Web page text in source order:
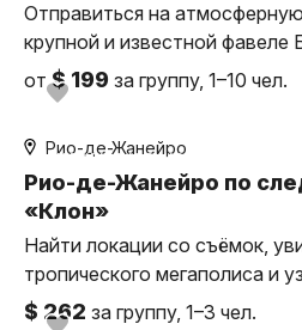
Отправиться на
крупной и известной фавеле
от$ 199 за группу, 1–10 чел.
6
индивидуальная
Рио-де-Жанейро
Рио-де-Жанейро по
«Клон»
Найти локации со съёмок,
тропического мегаполиса и
$ 262 за группу, 1–3 чел.